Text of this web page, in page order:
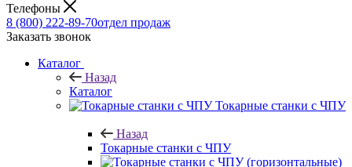
Телефоны
8 (800) 222-89-70отдел продаж
Заказать звонок
Каталог
Назад
Каталог
Токарные станки с ЧПУ
Назад
Токарные станки с ЧПУ